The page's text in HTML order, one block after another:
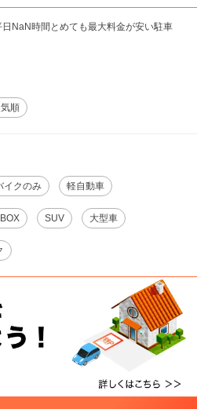
NaN時間とめても最大料金が安い駐車
気順
イクのみ 軽自動車
SUV 大型車